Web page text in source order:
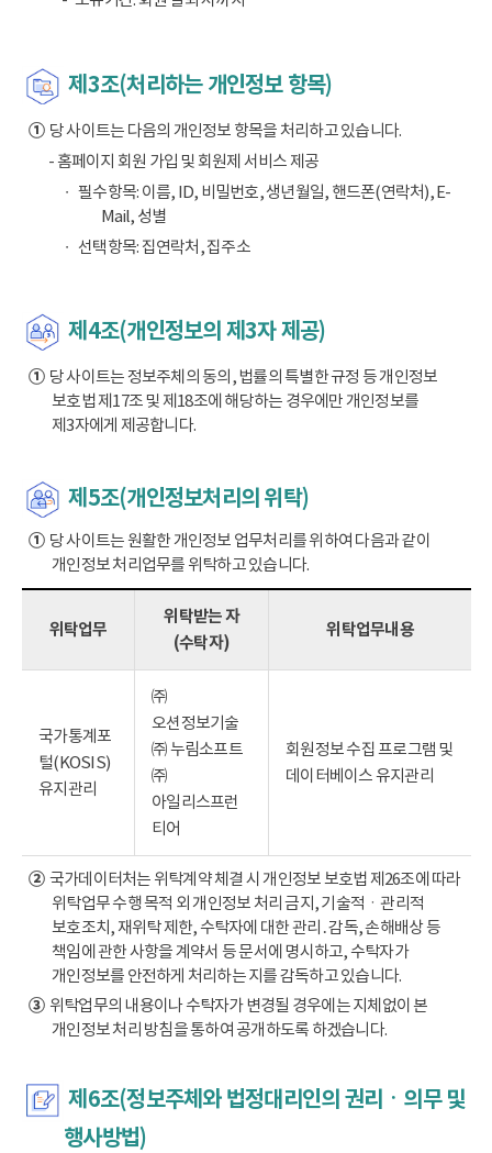
제3조(처리하는 개인정보 항목)
①당 사이트는 다음의 개인정보 항목을 처리하고 있습니다.
- 홈페이지 회원 가입 및 회원제 서비스 제공
필수항목: 이름, ID, 비밀번호, 생년월일, 핸드폰(연락처), E-
Mail, 성별
선택항목: 집연락처, 집주소
제4조(개인정보의 제3자 제공)
①당 사이트는 정보주체의 동의, 법률의 특별한 규정 등 개인정보
보호법 제17조 및 제18조에 해당하는 경우에만 개인정보를
제3자에게 제공합니다.
제5조(개인정보처리의 위탁)
①당 사이트는 원활한 개인정보 업무처리를 위하여 다음과 같이
개인정보 처리업무를 위탁하고 있습니다.
위탁업무
위탁받는 자
(수탁자)
위탁업무내용
국가통계포
털(KOSIS)
유지관리
㈜
오션정보기술
㈜ 누림소프트
㈜
아일리스프런
티어
회원정보 수집 프로그램 및
데이터베이스 유지관리
②국가데이터처는 위탁계약 체결 시 개인정보 보호법 제26조에 따라
위탁업무 수행 목적 외 개인정보 처리 금지, 기술적ㆍ관리적
보호조치, 재위탁 제한, 수탁자에 대한 관리․감독, 손해배상 등
책임에 관한 사항을 계약서 등 문서에 명시하고, 수탁자가
개인정보를 안전하게 처리하는 지를 감독하고 있습니다.
③위탁업무의 내용이나 수탁자가 변경될 경우에는 지체없이 본
개인정보 처리 방침을 통하여 공개하도록 하겠습니다.
제6조(정보주체와 법정대리인의 권리ㆍ의무 및
행사방법)